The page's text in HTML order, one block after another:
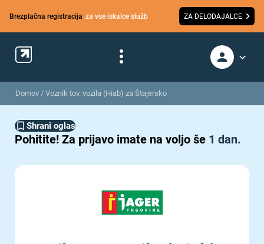
Brezplačna registracija za vse iskalce služb ZA DELODAJALCE
Domov / Voznik tov. vozila (Hiab) za Štajersko
Shrani oglas
Pohitite! Za prijavo imate na voljo še 1 dan.